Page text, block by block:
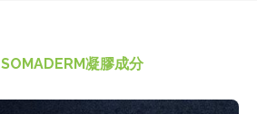
SOMADERM凝膠成分